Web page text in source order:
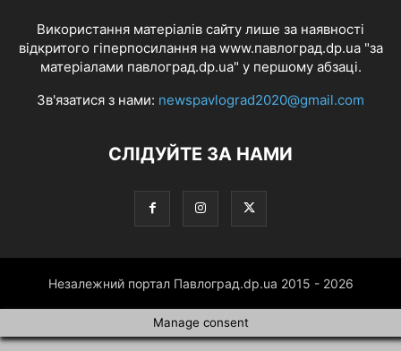
Використання матеріалів сайту лише за наявності
відкритого гіперпосилання на www.павлоград.dp.ua "за
матеріалами павлоград.dp.ua" у першому абзаці.
Зв'язатися з нами: newspavlograd2020@gmail.com
СЛІДУЙТЕ ЗА НАМИ
Незалежний портал Павлоград.dp.ua 2015 - 2026
Manage consent